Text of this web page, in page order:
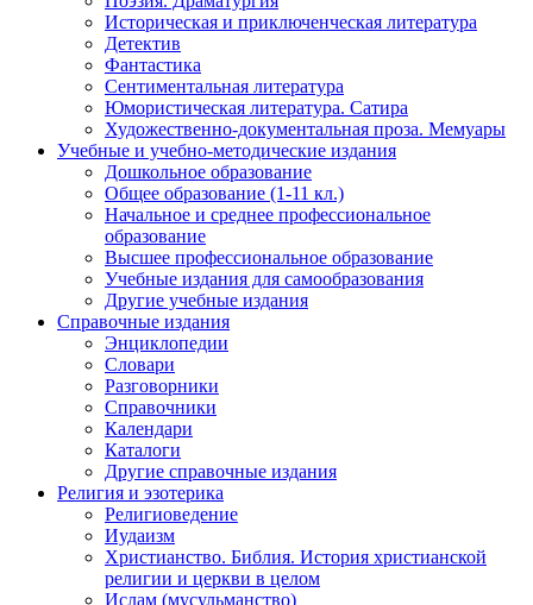
Историческая и приключенческая литература
Детектив
Фантастика
Сентиментальная литература
Юмористическая литература. Сатира
Художественно-документальная проза. Мемуары
Учебные и учебно-методические издания
Дошкольное образование
Общее образование (1-11 кл.)
Начальное и среднее профессиональное
образование
Высшее профессиональное образование
Учебные издания для самообразования
Другие учебные издания
Справочные издания
Энциклопедии
Словари
Разговорники
Справочники
Календари
Каталоги
Другие справочные издания
Религия и эзотерика
Религиоведение
Иудаизм
Христианство. Библия. История христианской
религии и церкви в целом
Ислам (мусульманство)